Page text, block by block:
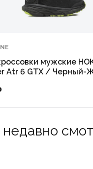
мужские
Atr 6 GTX / Черный-